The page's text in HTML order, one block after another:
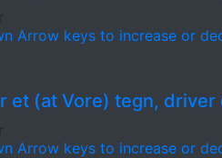
Arrow keys to increase or
Arrow keys to increase or
et (at Vore) tegn, driver